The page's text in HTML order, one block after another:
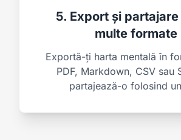
5. Export și partajare
multe formate
Exportă-ți harta mentală în
PDF, Markdown, CSV sau
partajează-o folosind